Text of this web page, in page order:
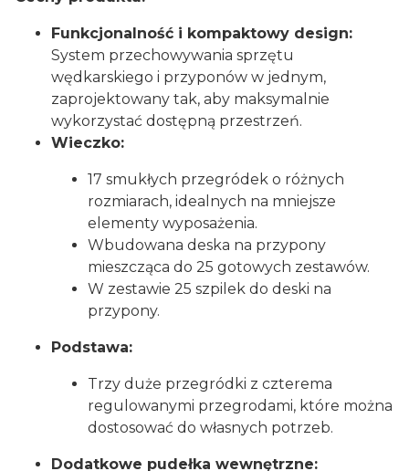
Funkcjonalność i kompaktowy design:
System przechowywania sprzętu
wędkarskiego i przyponów w jednym,
zaprojektowany tak, aby maksymalnie
wykorzystać dostępną przestrzeń.
Wieczko:
17 smukłych przegródek o różnych
rozmiarach, idealnych na mniejsze
elementy wyposażenia.
Wbudowana deska na przypony
mieszcząca do 25 gotowych zestawów.
W zestawie 25 szpilek do deski na
przypony.
Podstawa:
Trzy duże przegródki z czterema
regulowanymi przegrodami, które można
dostosować do własnych potrzeb.
Dodatkowe pudełka wewnętrzne: